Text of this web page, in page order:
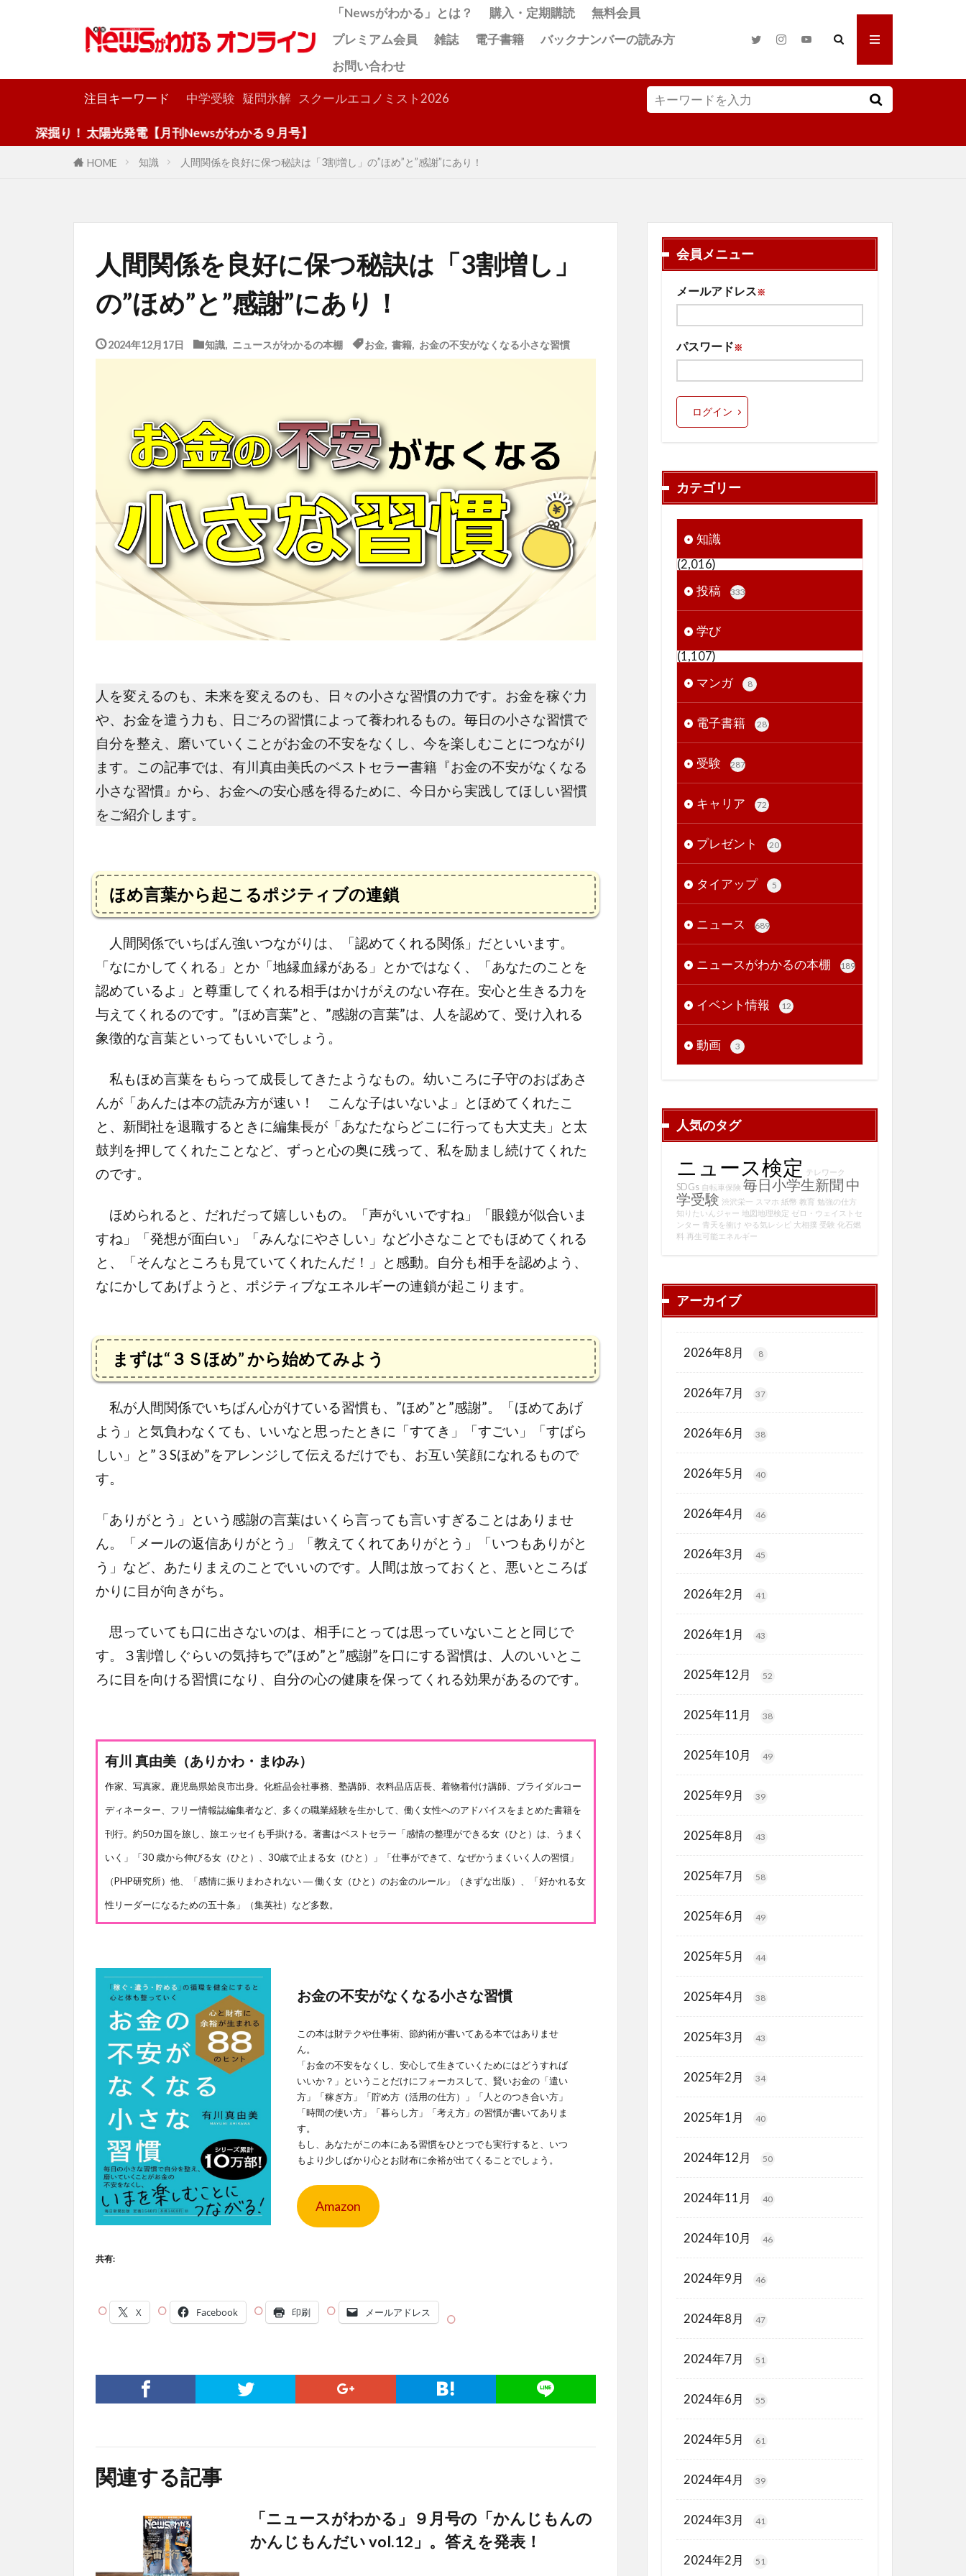
「Newsがわかる」とは？ 購入・定期購読
無料会員
プレミアム会員
雑誌 電子書籍
バックナンバーの読み方
お問い合わせ
注目キーワード 中学受験 疑問氷解 スクールエコノミスト2026
！ 太陽光発電【月刊Newsがわかる９月号】
HOME 知識 人間関係を良好に保つ秘訣は「3割増し」の”ほめ”と”感謝”にあり！
人間関係を良好に保つ秘訣は「3割増し」
の”ほめ”と”感謝”にあり！
2024年12月17日 知識 ニュースがわかるの本棚 お金, 書籍, お金の不安がなくなる小さな習慣
人を変えるのも、未来を変えるのも、日々の小さな習慣の力です。お金を稼ぐ力
や、お金を遣う力も、日ごろの習慣によって養われるもの。毎日の小さな習慣で
自分を整え、磨いていくことがお金の不安をなくし、今を楽しむことにつながり
ます。この記事では、有川真由美氏のベストセラー書籍『お金の不安がなくなる
小さな習慣』から、お金への安心感を得るために、今日から実践してほしい習慣
をご紹介します。
ほめ言葉から起こるポジティブの連鎖
人間関係でいちばん強いつながりは、「認めてくれる関係」だといいます。
「なにかしてくれる」とか「地縁血縁がある」とかではなく、「あなたのことを
認めているよ」と尊重してくれる相手はかけがえのない存在。安心と生きる力を
与えてくれるのです。”ほめ言葉”と、”感謝の言葉”は、人を認めて、受け入れる
象徴的な言葉といってもいいでしょう。
私もほめ言葉をもらって成長してきたようなもの。幼いころに子守のおばあさ
んが「あんたは本の読み方が速い！ こんな子はいないよ」とほめてくれたこ
と、新聞社を退職するときに編集長が「あなたならどこに行っても大丈夫」と太
鼓判を押してくれたことなど、ずっと心の奥に残って、私を励まし続けてくれた
のです。
ほめられると、だれだって嬉しいもの。「声がいいですね」「眼鏡が似合いま
すね」「発想が面白い」「みんなにやさしい」など小さなことでもほめてくれる
と、「そんなところも見ていてくれたんだ！」と感動。自分も相手を認めよう、
なにかしてあげようと、ポジティブなエネルギーの連鎖が起こります。
まずは“３Ｓほめ” から始めてみよう
私が人間関係でいちばん心がけている習慣も、”ほめ”と”感謝”。「ほめてあげ
よう」と気負わなくても、いいなと思ったときに「すてき」「すごい」「すばら
しい」と”３Sほめ”をアレンジして伝えるだけでも、お互い笑顔になれるもので
す。
「ありがとう」という感謝の言葉はいくら言っても言いすぎることはありませ
ん。「メールの返信ありがとう」「教えてくれてありがとう」「いつもありがと
う」など、あたりまえのことでいいのです。人間は放っておくと、悪いところば
かりに目が向きがち。
思っていても口に出さないのは、相手にとっては思っていないことと同じで
す。３割増しぐらいの気持ちで”ほめ”と”感謝”を口にする習慣は、人のいいとこ
ろに目を向ける習慣になり、自分の心の健康を保ってくれる効果があるのです。
有川 真由美（ありかわ・まゆみ）
作家、写真家。鹿児島県姶良市出身。化粧品会社事務、塾講師、衣料品店店長、着物着付け講師、ブライダルコー
ディネーター、フリー情報誌編集者など、多くの職業経験を生かして、働く女性へのアドバイスをまとめた書籍を
刊行。約50カ国を旅し、旅エッセイも手掛ける。著書はベストセラー「感情の整理ができる女（ひと）は、うまく
いく」「30 歳から伸びる女（ひと）、30歳で止まる女（ひと）」「仕事ができて、なぜかうまくいく人の習慣」
（PHP研究所）他、「感情に振りまわされない ― 働く女（ひと）のお金のルール」（きずな出版）、「好かれる女
性リーダーになるための五十条」（集英社）など多数。
お金の不安がなくなる小さな習慣
この本は財テクや仕事術、節約術が書いてある本ではありませ
ん。
「お金の不安をなくし、安心して生きていくためにはどうすれば
いいか？」ということだけにフォーカスして、賢いお金の「遣い
方」「稼ぎ方」「貯め方（活用の仕方）」「人とのつき合い方」
「時間の使い方」「暮らし方」「考え方」の習慣が書いてありま
す。
もし、あなたがこの本にある習慣をひとつでも実行すると、いつ
もより少しばかり心とお財布に余裕が出てくることでしょう。
Amazon
共有:
X Facebook 印刷 メールアドレス
関連する記事
「ニュースがわかる」９月号の「かんじもんの
かんじもんだい vol.12」。答えを発表！
会員メニュー
メールアドレス※
パスワード※
ログイン
カテゴリー
知識
(2,016)
投稿
333
学び
(1,107)
マンガ
8
電子書籍 28
受験 287
キャリア 72
プレゼント 20
タイアップ 5
ニュース 689
ニュースがわかるの本棚 189
イベント情報 12
動画 3
人気のタグ
ニュース検定 テレワーク
SDGs 自転車保険 毎日小学生新聞 中
学受験 渋沢栄一 スマホ 紙幣 教育 勉強の仕方
知りたいんジャー 地図地理検定 ゼロ・ウェイストセ
ンター 青天を衝け やる気レシピ 大相撲 受験 化石燃
料 再生可能エネルギー
アーカイブ
2026年8月 8
2026年7月 37
2026年6月 38
2026年5月 40
2026年4月 46
2026年3月 45
2026年2月 41
2026年1月 43
2025年12月 52
2025年11月 38
2025年10月 49
2025年9月 39
2025年8月 43
2025年7月 58
2025年6月 49
2025年5月 44
2025年4月 38
2025年3月 43
2025年2月 34
2025年1月 40
2024年12月 50
2024年11月 40
2024年10月 46
2024年9月 46
2024年8月 47
2024年7月 51
2024年6月 55
2024年5月 61
2024年4月 39
2024年3月 41
2024年2月 51
検索